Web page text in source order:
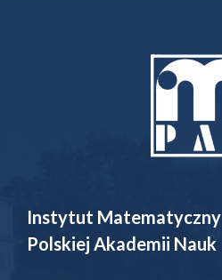
Instytut Matematyczny
Polskiej Akademii Nauk